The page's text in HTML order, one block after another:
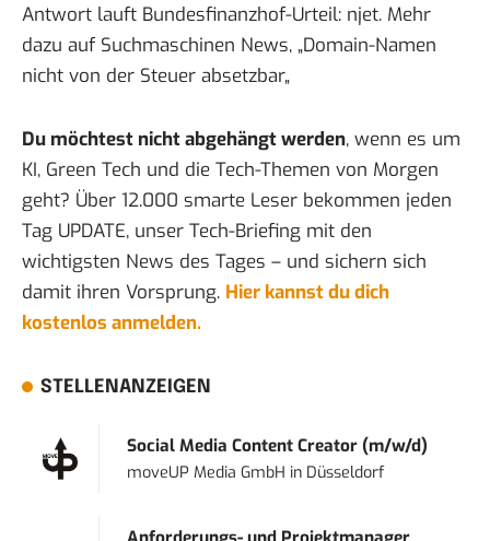
Antwort lauft Bundesfinanzhof-Urteil: njet. Mehr
dazu auf Suchmaschinen News, „Domain-Namen
nicht von der Steuer absetzbar„
Du möchtest nicht abgehängt werden, wenn es um
KI, Green Tech und die Tech-Themen von Morgen
geht? Über 12.000 smarte Leser bekommen jeden
Tag UPDATE, unser Tech-Briefing mit den
wichtigsten News des Tages – und sichern sich
damit ihren Vorsprung. Hier kannst du dich
kostenlos anmelden.
STELLENANZEIGEN
Social Media Content Creator (m/w/d)
moveUP Media GmbH in Düsseldorf